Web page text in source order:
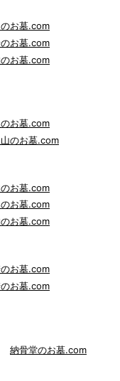
お墓.com
お墓.com
お墓.com
お墓.com
のお墓.com
お墓.com
お墓.com
お墓.com
お墓.com
お墓.com
納骨堂のお墓.com